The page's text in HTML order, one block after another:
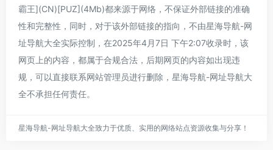
霸王](CN)[PUZ](4Mb)都来源于网络，不保证外部链接的准确
性和完整性，同时，对于该外部链接的指向，不由星海导航-网
址导航大全实际控制，在2025年4月7日 下午2:07收录时，该
网页上的内容，都属于合规合法，后期网页的内容如出现违
规，可以直接联系网站管理员进行删除，星海导航-网址导航大
全不承担任何责任。
星海导航-网址导航大全致力于优质、实用的网络站点资源收集与分享！